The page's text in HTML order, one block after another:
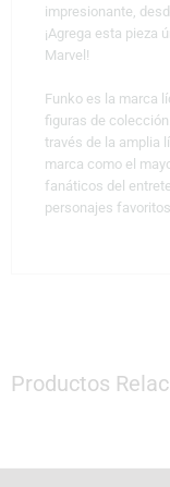
impresionante,
¡Agrega esta pieza
Marvel!
Funko es la marca
figuras de
través de la amplia
marca como el
fanáticos del
personajes
Productos